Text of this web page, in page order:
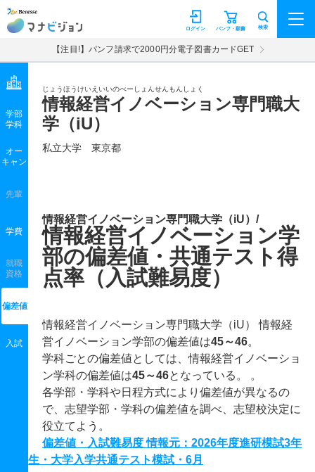
マナビジョン パンフ・願書
ログイン 検索
【注目!】パンフ請求で2000円分電子図書カードGET
じょうほうけいえいいのべーしょんせんもんしょく
情報経営イノベーション専門職大
学（iU）
私立大学 東京都
学部
学科
オー
キャン
先輩
学費
就職
資格
偏差値
入試
情報経営イノベーション専門職大学（iU）/
情報経営イノベーション学
部の偏差値・共通テスト得
点率（入試難易度）
情報経営イノベーション専門職大学（iU） 情報経
営イノベーション学部の偏差値は45～46。
学科ごとの偏差値としては、情報経営イノベーショ
ン学科の偏差値は45～46となっている。 。
各学部・学科や日程方式により偏差値が異なるの
で、志望学部・学科の偏差値を調べ、志望校決定に
役立てよう。
偏差値・入試難易度 情報元：2026年度進研模試3年
生・大学入学共通テスト模試・6月